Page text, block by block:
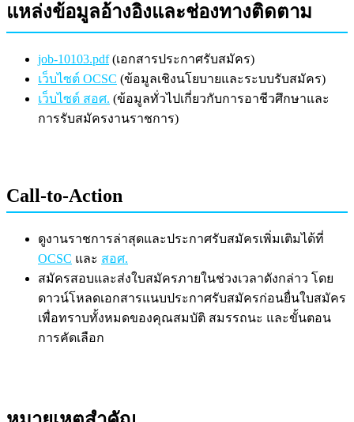
แหล่งข้อมูลอ้างอิงและช่องทางติดตาม
job-10103.pdf(เอกสารประกาศรับสมัคร)
เว็บไซต์ OCSC (ข้อมูลเชิงนโยบายและระบบรับสมัคร)
เว็บไซต์ สอศ. (ข้อมูลทั่วไปเกี่ยวกับการอาชีวศึกษาและ
การรับสมัครงานราชการ)
Call-to-Action
ดูงานราชการล่าสุดและประกาศรับสมัครเพิ่มเติมได้ที่
OCSC และ สอศ.
สมัครสอบและส่งใบสมัครภายในช่วงเวลาดังกล่าว โดย
ดาวน์โหลดเอกสารแนบประกาศรับสมัครก่อนยื่นใบสมัคร
เพื่อทราบทั้งหมดของคุณสมบัติ สมรรถนะ และขั้นตอน
การคัดเลือก